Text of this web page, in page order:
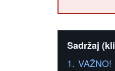
Sadržaj
1. VAŽNO!